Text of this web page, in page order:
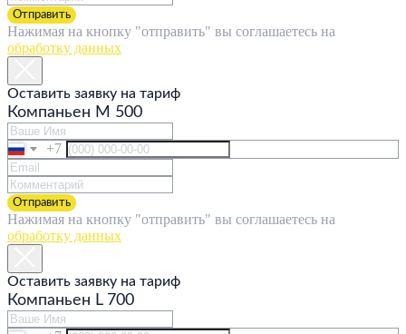
Отправить
Нажимая на кнопку "отправить" вы соглашаетесь на
обработку данных
Оставить заявку на тариф
Компаньен M 500
+7
Отправить
Нажимая на кнопку "отправить" вы соглашаетесь на
обработку данных
Оставить заявку на тариф
Компаньен L 700